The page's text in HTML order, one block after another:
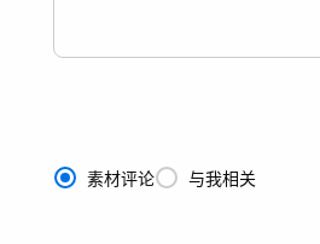
素材评论 与我相关